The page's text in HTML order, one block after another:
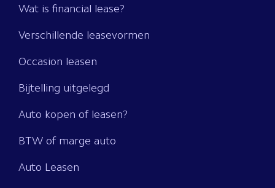
Wat is financial lease?
Verschillende leasevormen
Occasion leasen
Bijtelling uitgelegd
Auto kopen of leasen?
BTW of marge auto
Auto Leasen